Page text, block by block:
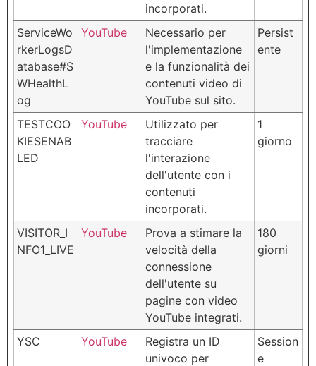
incorporati.
ServiceWo
rkerLogsD
atabase#S
WHealthL
og
YouTube
Necessario per
l'implementazione
e la funzionalità dei
contenuti video di
YouTube sul sito.
Persist
ente
TESTCOO
KIESENAB
LED
YouTube
Utilizzato per
tracciare
l'interazione
dell'utente con i
contenuti
incorporati.
1
giorno
VISITOR_I
NFO1_LIVE
YouTube
Prova a stimare la
velocità della
connessione
dell'utente su
pagine con video
YouTube integrati.
180
giorni
YSC YouTube
Registra un ID
univoco per
Session
e